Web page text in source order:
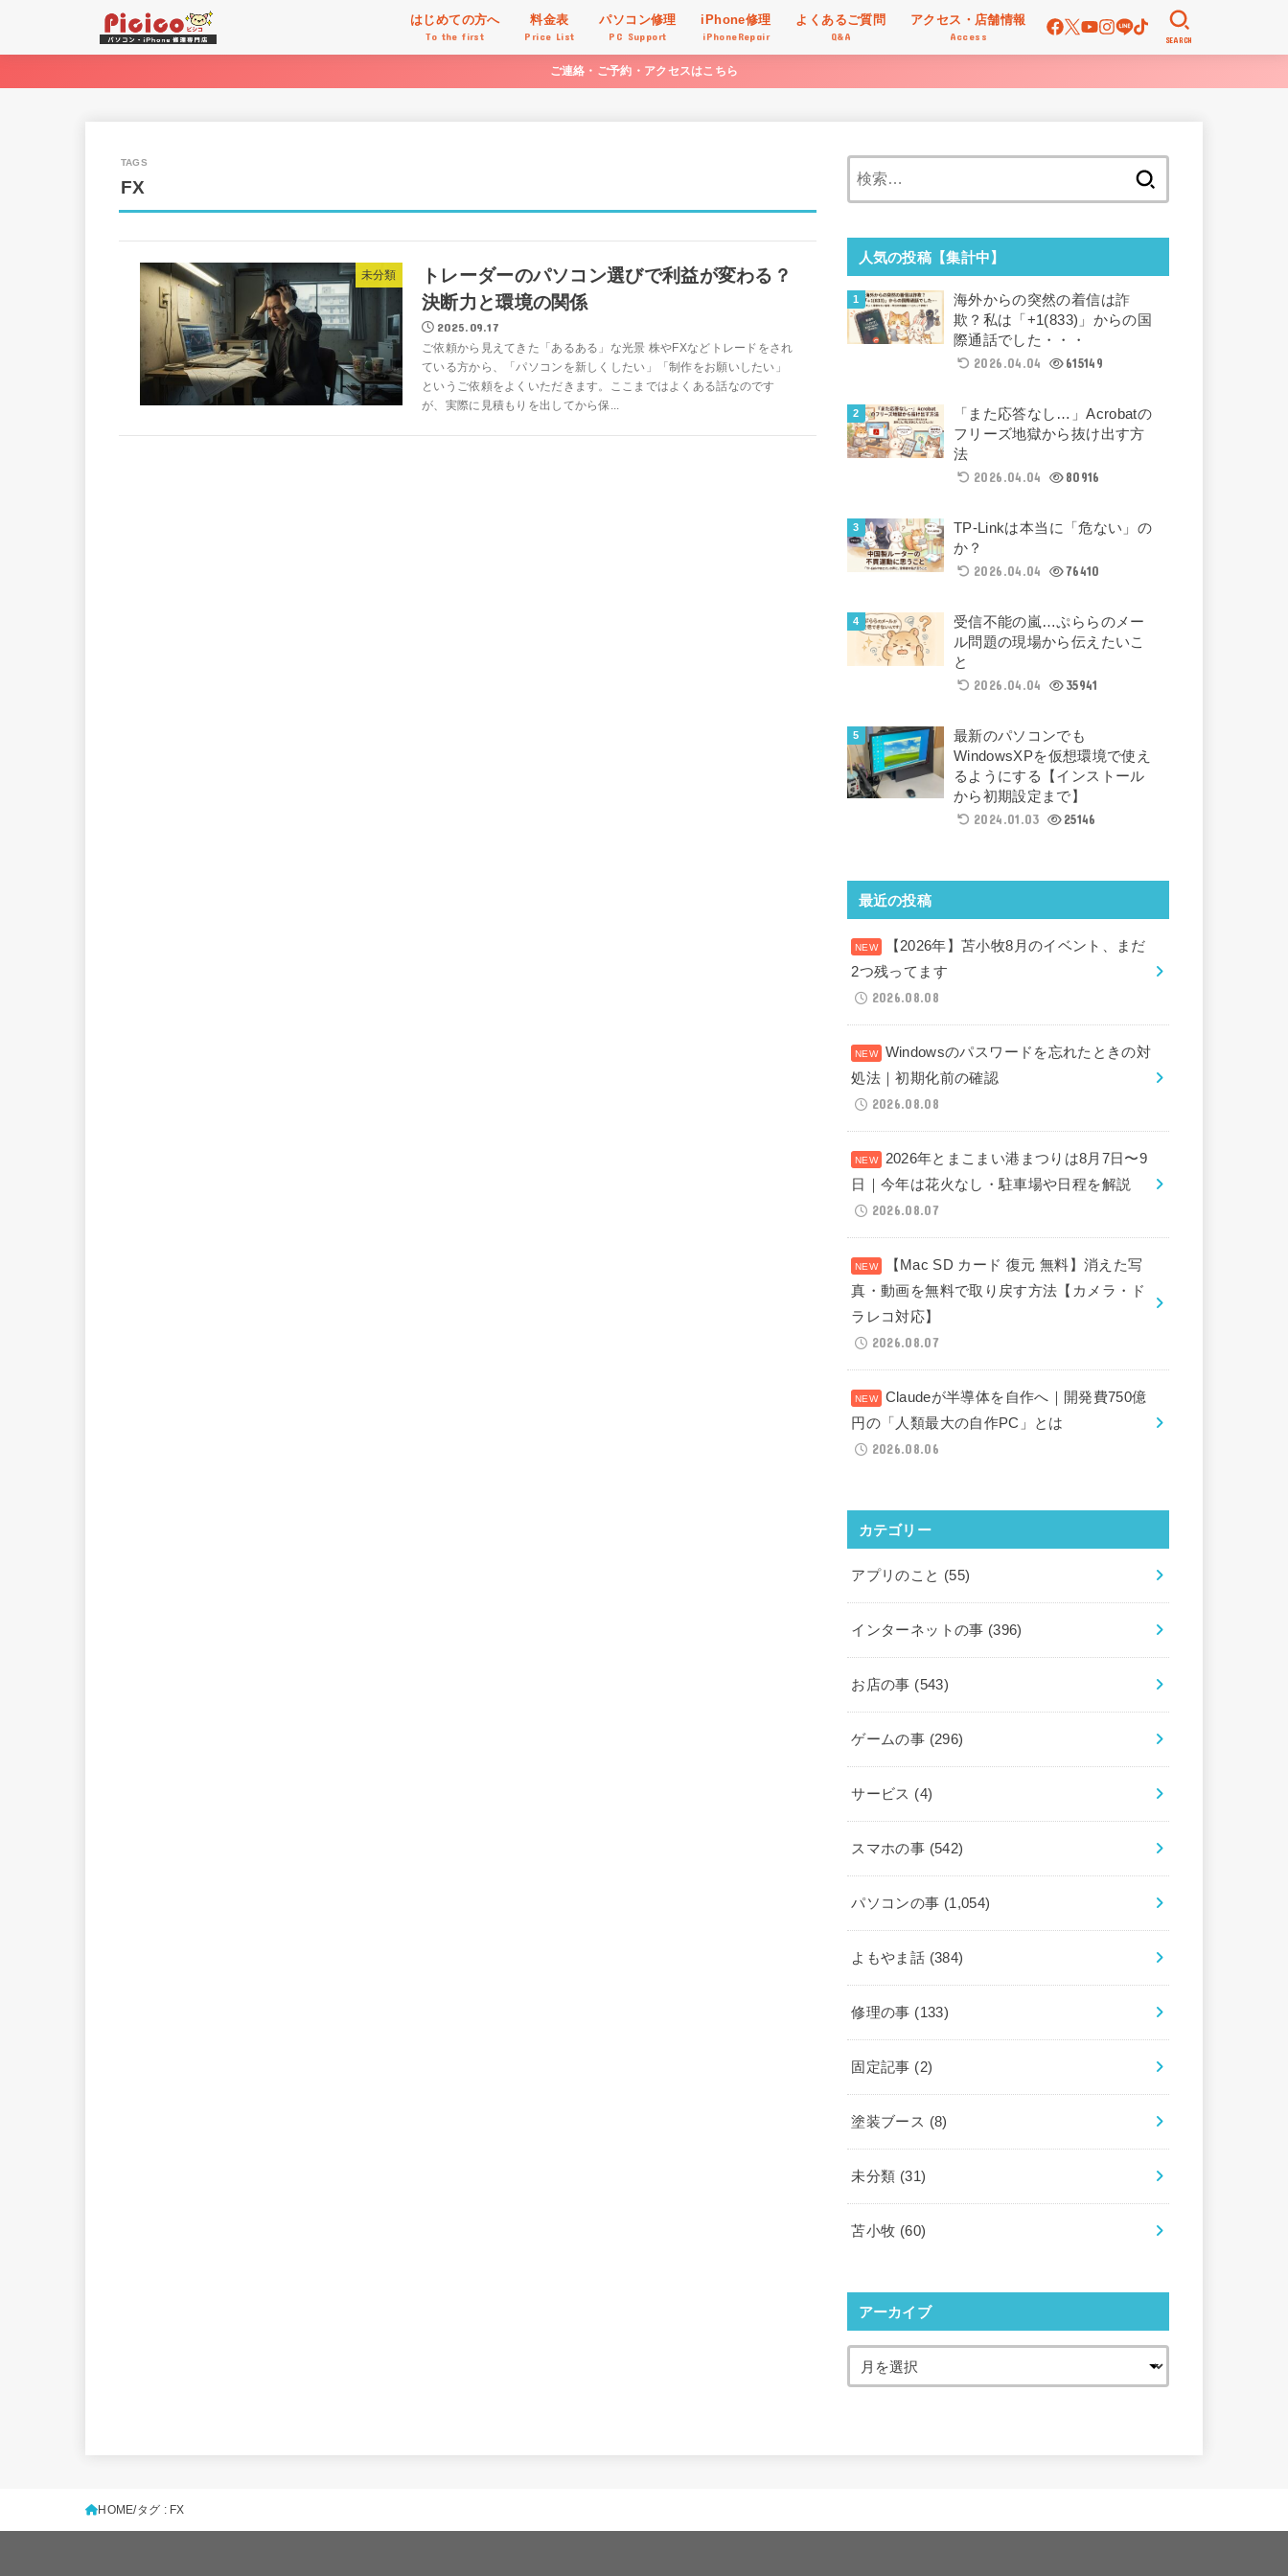
はじめての方へ
To the first
料金表
Price List
パソコン修理
PC Support
iPhone修理
iPhoneRepair
よくあるご質問
Q&A
アクセス・店舗情報
Access SEARCH
ご連絡・ご予約・アクセスはこちら
FX
未分類
トレーダーのパソコン選びで利益が変わる？
決断力と環境の関係
2025.09.17
ご依頼から見えてきた「あるある」な光景 株やFXなどトレードをされ
ている方から、「パソコンを新しくしたい」「制作をお願いしたい」
というご依頼をよくいただきます。ここまではよくある話なのです
が、実際に見積もりを出してから保...
人気の投稿【集計中】
海外からの突然の着信は詐
欺？私は「+1(833)」からの国
際通話でした・・・
2026.04.04
615149
「また応答なし…」Acrobatの
フリーズ地獄から抜け出す方
法
2026.04.04
80916
TP-Linkは本当に「危ない」の
か？
2026.04.04
76410
受信不能の嵐…ぷららのメー
ル問題の現場から伝えたいこ
と
2026.04.04
35941
最新のパソコンでも
WindowsXPを仮想環境で使え
るようにする【インストール
から初期設定まで】
2024.01.03
25146
最近の投稿
【2026年】苫小牧8月のイベント、まだ
2つ残ってます
2026.08.08
Windowsのパスワードを忘れたときの対
処法｜初期化前の確認
2026.08.08
2026年とまこまい港まつりは8月7日〜9
日｜今年は花火なし・駐車場や日程を解説
2026.08.07
【Mac SD カード 復元 無料】消えた写
真・動画を無料で取り戻す方法【カメラ・ド
ラレコ対応】
2026.08.07
Claudeが半導体を自作へ｜開発費750億
円の「人類最大の自作PC」とは
2026.08.06
カテゴリー
アプリのこと (55)
インターネットの事 (396)
お店の事 (543)
ゲームの事 (296)
サービス (4)
スマホの事 (542)
パソコンの事 (1,054)
よもやま話 (384)
修理の事 (133)
固定記事 (2)
塗装ブース (8)
未分類 (31)
苫小牧 (60)
アーカイブ
HOME タグ : FX